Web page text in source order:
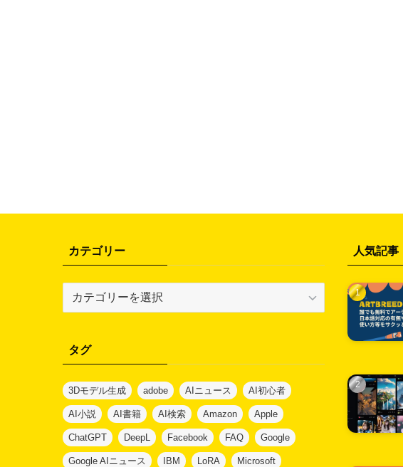
カテゴリー
テ
リ
ー
タグ
3Dモデル生成 adobe AIニュース AI初心者
AI小説 AI書籍 AI検索 Amazon Apple
ChatGPT DeepL Facebook FAQ Google
Google AIニュース IBM LoRA Microsoft
人気記事